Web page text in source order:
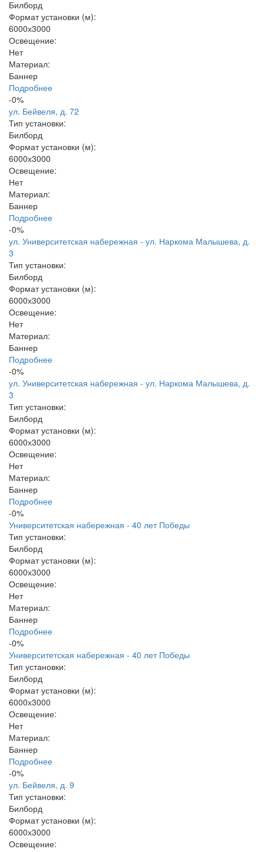
Билборд
Формат установки (м):
6000х3000
Освещение:
Нет
Материал:
Баннер
Подробнее
-0%
ул. Бейвеля, д. 72
Тип установки:
Билборд
Формат установки (м):
6000х3000
Освещение:
Нет
Материал:
Баннер
Подробнее
-0%
ул. Университетская набережная - ул. Наркома Малышева, д.
3
Тип установки:
Билборд
Формат установки (м):
6000х3000
Освещение:
Нет
Материал:
Баннер
Подробнее
-0%
ул. Университетская набережная - ул. Наркома Малышева, д.
3
Тип установки:
Билборд
Формат установки (м):
6000х3000
Освещение:
Нет
Материал:
Баннер
Подробнее
-0%
Университетская набережная - 40 лет Победы
Тип установки:
Билборд
Формат установки (м):
6000х3000
Освещение:
Нет
Материал:
Баннер
Подробнее
-0%
Университетская набережная - 40 лет Победы
Тип установки:
Билборд
Формат установки (м):
6000х3000
Освещение:
Нет
Материал:
Баннер
Подробнее
-0%
ул. Бейвеля, д. 9
Тип установки:
Билборд
Формат установки (м):
6000х3000
Освещение: